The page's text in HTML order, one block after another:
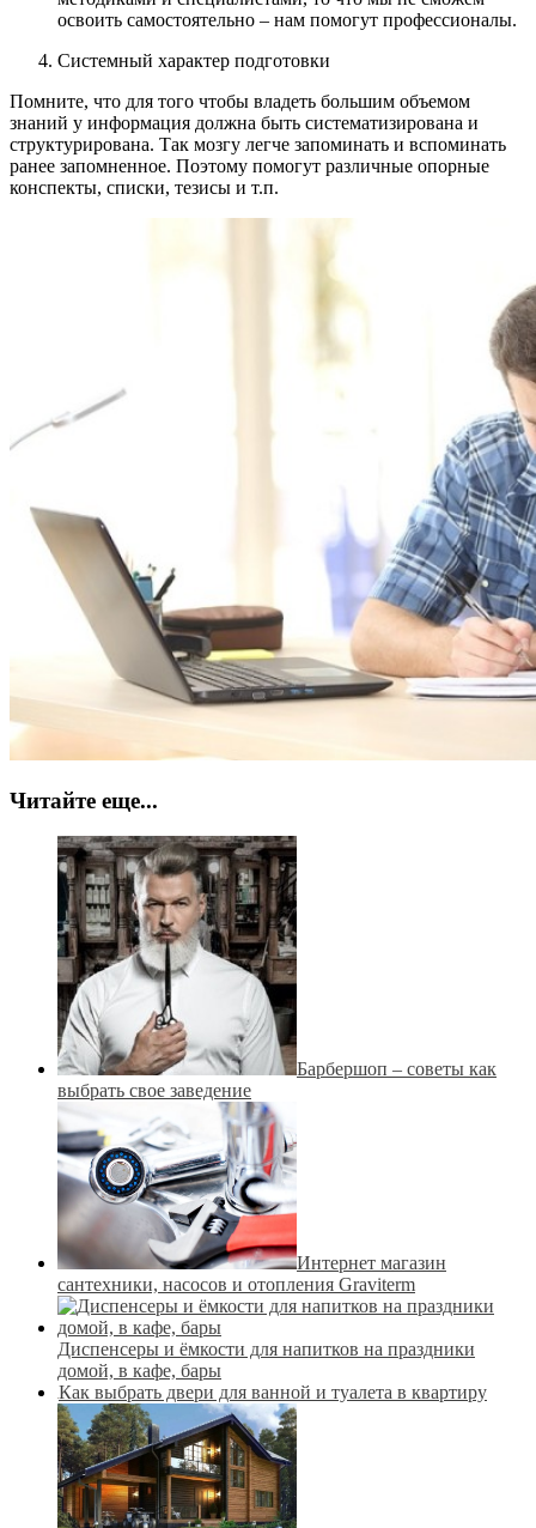
освоить самостоятельно – нам помогут профессионалы.
Системный характер подготовки
Помните, что для того чтобы владеть большим объемом
знаний у информация должна быть систематизирована и
структурирована. Так мозгу легче запоминать и вспоминать
ранее запомненное. Поэтому помогут различные опорные
конспекты, списки, тезисы и т.п.
Читайте еще...
Барбершоп – советы как
выбрать свое заведение
Интернет магазин
сантехники, насосов и отопления Graviterm
Диспенсеры и ёмкости для напитков на праздники
домой, в кафе, бары
Как выбрать двери для ванной и туалета в квартиру